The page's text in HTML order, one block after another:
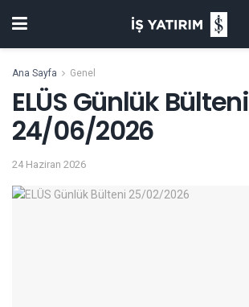
Ana Sayfa Genel
ELÜS Günlük Bülteni
24/06/2026
24 Haziran 2026